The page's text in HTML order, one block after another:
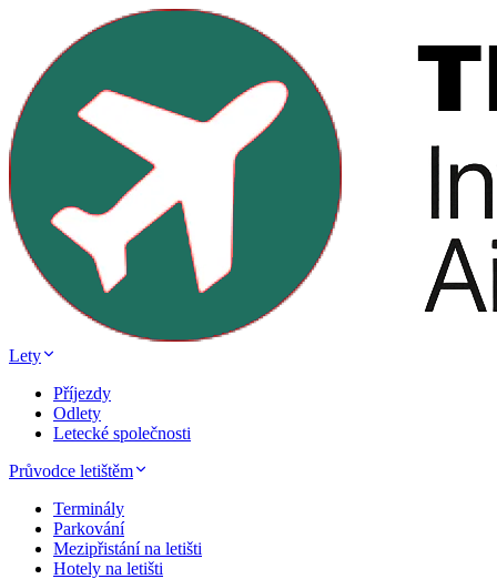
Lety
Příjezdy
Odlety
Letecké společnosti
Průvodce letištěm
Terminály
Parkování
Mezipřistání na letišti
Hotely na letišti